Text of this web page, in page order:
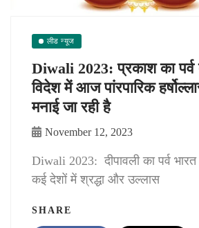
लीड न्यूज
Diwali 2023: प्रकाश का पर्व
विदेश में आज पांरपारिक
मनाई जा रही है
November 12, 2023
Diwali 2023: दीपावली का पर्व
कई देशों में श्रद्धा और उल्‍लास
SHARE